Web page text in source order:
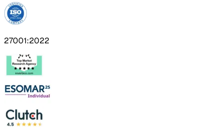
27001:2022